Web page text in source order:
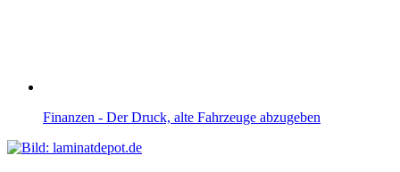
Finanzen - Der Druck, alte Fahrzeuge abzugeben